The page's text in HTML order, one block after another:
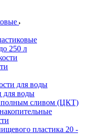
250 л
для воды
для воды
полным сливом (ЦКТ)
пластика 20 -